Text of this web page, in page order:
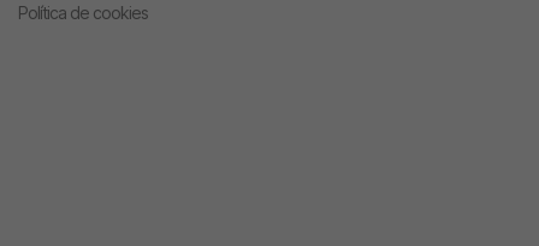
Política de cookies